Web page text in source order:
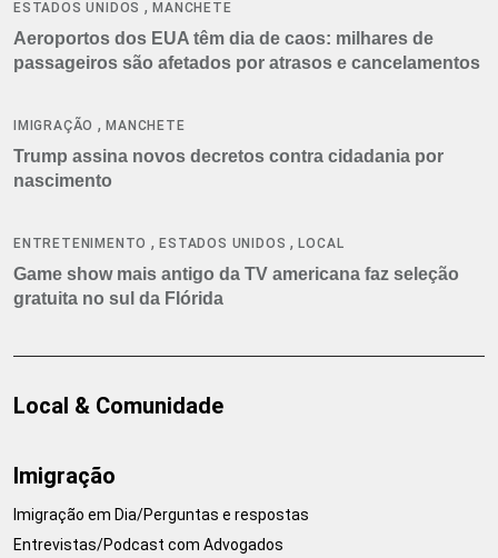
ESTADOS UNIDOS ,MANCHETE
Aeroportos dos EUA têm dia de caos: milhares de
passageiros são afetados por atrasos e cancelamentos
IMIGRAÇÃO ,MANCHETE
Trump assina novos decretos contra cidadania por
nascimento
ENTRETENIMENTO ,ESTADOS UNIDOS ,LOCAL
Game show mais antigo da TV americana faz seleção
gratuita no sul da Flórida
Local & Comunidade
Imigração
Imigração em Dia/Perguntas e respostas
Entrevistas/Podcast com Advogados